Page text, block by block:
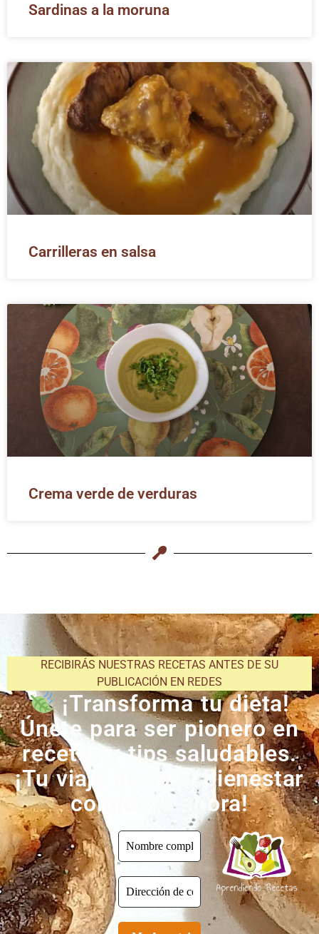
Sardinas a la moruna
Carrilleras en salsa
Crema verde de verduras
RECIBIRÁS NUESTRAS RECETAS ANTES DE SU
PUBLICACIÓN EN REDES
¡Transforma tu dieta!
Únete para ser pionero en
recetas y tips saludables.
¡Tu viaje hacia el bienestar
comienza ahora!